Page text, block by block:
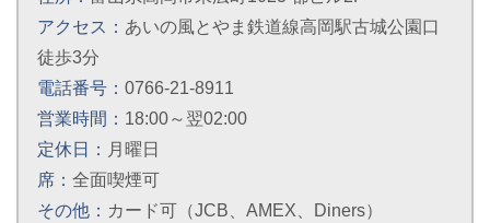
アクセス： あいの風とやま鉄道線高岡駅古城公園口
徒歩3分
電話番号： 0766-21-8911
営業時間： 18:00～翌02:00
定休日： 月曜日
席： 全面喫煙可
その他： カード可（JCB、AMEX、Diners）